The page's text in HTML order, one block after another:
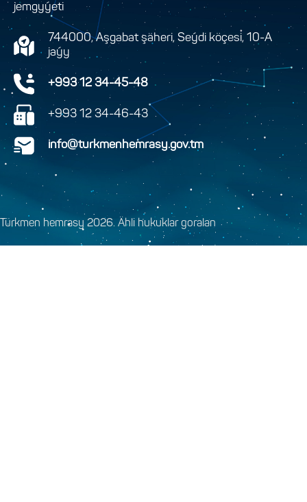
jemgyýeti
744000, Aşgabat şäheri, Seýdi köçesi, 10-A
jaýy
+993 12 34-45-48
+993 12 34-46-43
info@turkmenhemrasy.gov.tm
Türkmen hemrasy 2026. Ähli hukuklar goralan